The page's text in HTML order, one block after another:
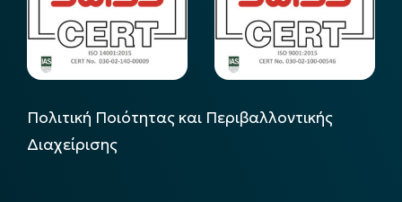
Πολιτική Ποιότητας και Περιβαλλοντικής
Διαχείρισης